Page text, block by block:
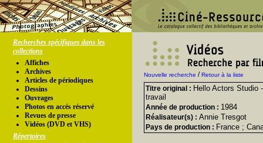
Recherches spécifiques dans les
collections
Affiches
Archives
Articles de périodiques
Dessins
Ouvrages
Photos en accés réservé
Revues de presse
Vidéos (DVD et VHS)
Répertoires
Nouvelle recherche /Retour à la liste
Titre original : Hello Actors Studio
travail
Année de production : 1984
Réalisateur(s) : Annie Tresgot
Pays de production : France ;